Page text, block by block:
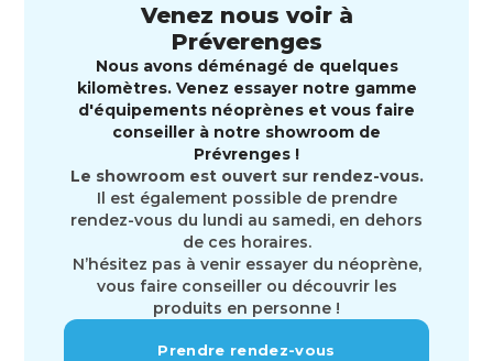
Venez nous voir à
Préverenges
Nous avons déménagé de quelques
kilomètres. Venez essayer notre gamme
d'équipements néoprènes et vous faire
conseiller à notre showroom de
Prévrenges !
Le showroom est ouvert sur rendez-vous.
Il est également possible de prendre
rendez-vous du lundi au samedi, en dehors
de ces horaires.
N’hésitez pas à venir essayer du néoprène,
vous faire conseiller ou découvrir les
produits en personne !
Prendre rendez-vous